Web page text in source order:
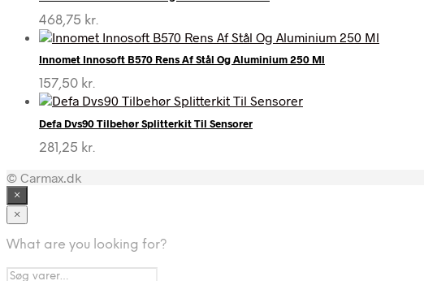
var:
er:
468,75 kr.
Innomet Innosoft B570 Rens Af Stål Og Aluminium 250 Ml
157,50 kr.
Defa Dvs90 Tilbehør Splitterkit Til Sensorer
281,25 kr.
© Carmax.dk
×
×
What are you looking for?